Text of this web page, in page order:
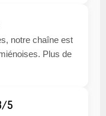
notre chaîne est
Plus de
5